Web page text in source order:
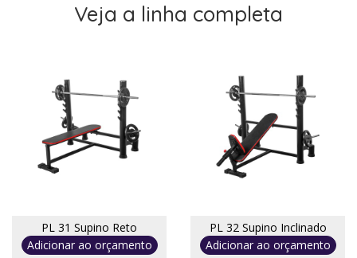
Veja a linha completa
PL 31 Supino Reto
Adicionar ao orçamento
PL 32 Supino Inclinado
Adicionar ao orçamento